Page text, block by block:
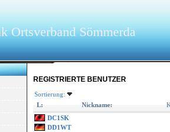
Ortsverband Sömmerda
REGISTRIERTE BENUTZER
Sortierung:
L:
Nickname:
DC1SK
DD1WT